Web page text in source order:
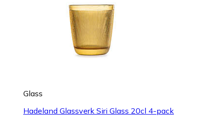
Glass
Hadeland Glassverk Siri Glass 20cl 4-pack